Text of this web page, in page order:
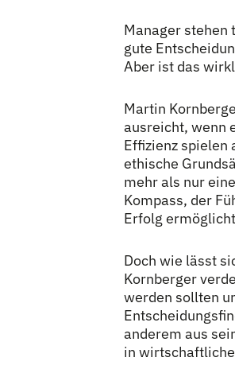
Manager stehen
gute
Aber ist das
Martin
ausreicht, wenn
Effizienz spielen
ethische
mehr als nur
Kompass, der
Erfolg
Doch wie lässt
Kornberger
werden sollten
anderem aus
in